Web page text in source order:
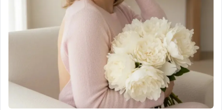
Остаёшься там, где тебя не слышат.
Называешь это "работой над отношениями."
Это не работа над отношениями. Это медленное
Два развода не сделали меня циничной.
Они сделали меня честной.
Теперь я точно знаю, чего хочу.
И точно знаю, что больше не готова принимать.